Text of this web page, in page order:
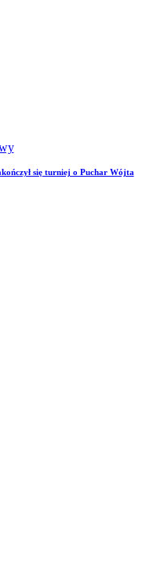
się turniej o Puchar Wójta